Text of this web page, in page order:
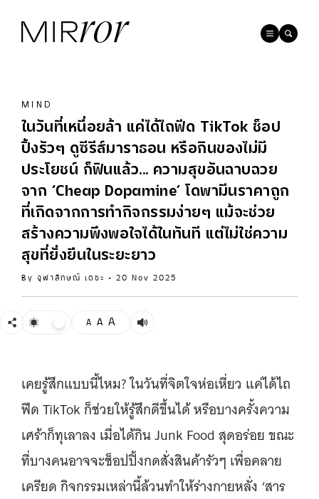
MIND
ในวันที่เหนื่อยล้า แค่ได้ไถฟีด TikTok ช็อป
ปิ้งรัวๆ ดูซีรีส์มาราธอน หรือกินของไม่มี
ประโยชน์ ก็ฟินแล้ว... ความสุขอันฉาบฉวย
จาก ‘Cheap Dopamine’ โดพามีนราคาถูก
ที่เกิดจากการทำกิจกรรมง่ายๆ แม้จะช่วย
สร้างความพึงพอใจได้ในทันที แต่ไม่ใช่ความ
สุขที่ยั่งยืนในระยะยาว
By จุฬาลักษณ์ เดชะ • 20 Nov 2025
A A A
เคยรู้สึกแบบนี้ไหม? ในวันที่จิตใจห่อเหี่ยว แค่ได้ไถ
ฟีด TikTok ก็ช่วยให้รู้สึกดีขึ้นได้ หรือบางครั้งความ
เศร้าก็ทุเลาลง เมื่อได้กิน Junk Food สุดอร่อย ขณะ
ที่บางคนอาจจะช็อปปิ้งกดสั่งสินค้ารัวๆ เพื่อคลาย
เครียด กิจกรรมเหล่านี้ล้วนทำให้ร่างกายหลั่ง ‘สาร